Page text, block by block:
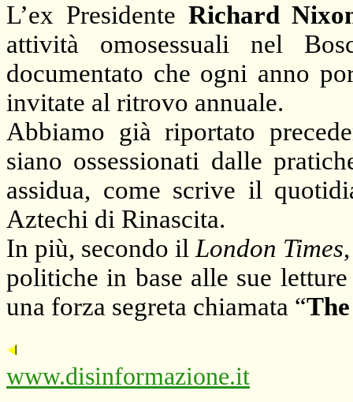
L’ex Presidente Richard
attività omosessuali nel
documentato che ogni anno
invitate al ritrovo annuale.
Abbiamo già riportato
siano ossessionati dalle
assidua, come scrive il
Aztechi di Rinascita.
In più, secondo il London Times
politiche in base alle sue
una forza segreta chiamata “
www.disinformazione.it